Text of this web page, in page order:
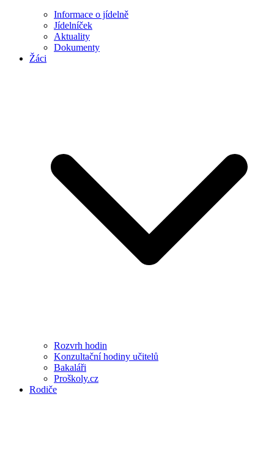
Informace o jídelně
Jídelníček
Aktuality
Dokumenty
Žáci
Rozvrh hodin
Konzultační hodiny učitelů
Bakaláři
Proškoly.cz
Rodiče